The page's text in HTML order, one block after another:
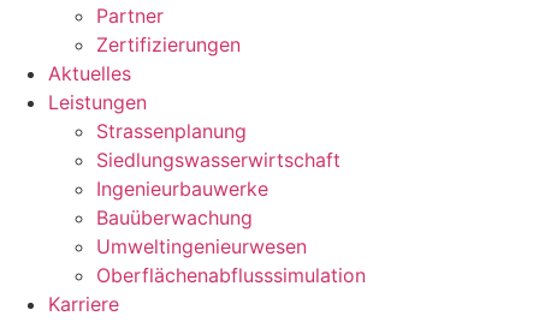
Partner
Zertifizierungen
Aktuelles
Leistungen
Strassenplanung
Siedlungswasserwirtschaft
Ingenieurbauwerke
Bauüberwachung
Umweltingenieurwesen
Oberflächenabflusssimulation
Karriere